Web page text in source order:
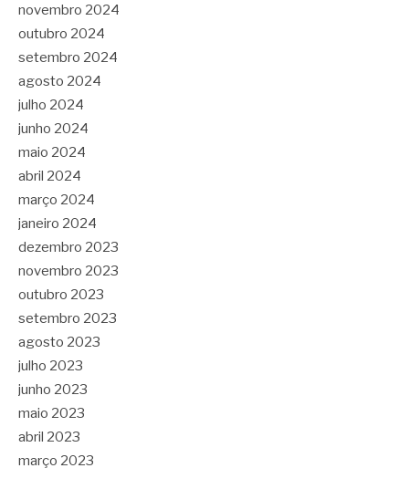
novembro 2024
outubro 2024
setembro 2024
agosto 2024
julho 2024
junho 2024
maio 2024
abril 2024
março 2024
janeiro 2024
dezembro 2023
novembro 2023
outubro 2023
setembro 2023
agosto 2023
julho 2023
junho 2023
maio 2023
abril 2023
março 2023